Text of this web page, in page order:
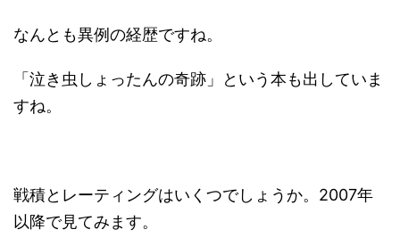
なんとも異例の経歴ですね。
「泣き虫しょったんの奇跡」という本も出していま
すね。
戦積とレーティングはいくつでしょうか。2007年
以降で見てみます。